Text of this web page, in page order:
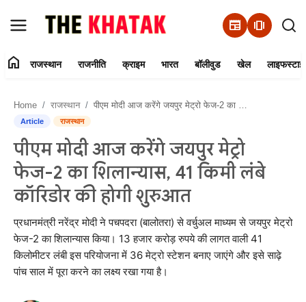
newspaper amp_stories
Contact Us
राजस्थान
राजनीति
क्राइम
भारत
home राजस्थान राजनीति क्राइम भारत बॉलीवुड खेल
Home राजस्थान पीएम मोदी आज करेंगे जयपुर मेट्रो फेज-2 का शिलान्यास, 41 किमी लंबे कॉरिडोर की होगी शुरुआत
Article राजस्थान
पीएम मोदी आज करेंगे जयपुर मेट्रो
फेज-2 का शिलान्यास, 41 किमी लंबे
कॉरिडोर की होगी शुरुआत
प्रधानमंत्री नरेंद्र मोदी ने पचपदरा (बालोतरा) से वर्चुअल माध्यम से जयपुर मेट्रो
फेज-2 का शिलान्यास किया। 13 हजार करोड़ रुपये की लागत वाली 41
किलोमीटर लंबी इस परियोजना में 36 मेट्रो स्टेशन बनाए जाएंगे और इसे साढ़े
पांच साल में पूरा करने का लक्ष्य रखा गया है।